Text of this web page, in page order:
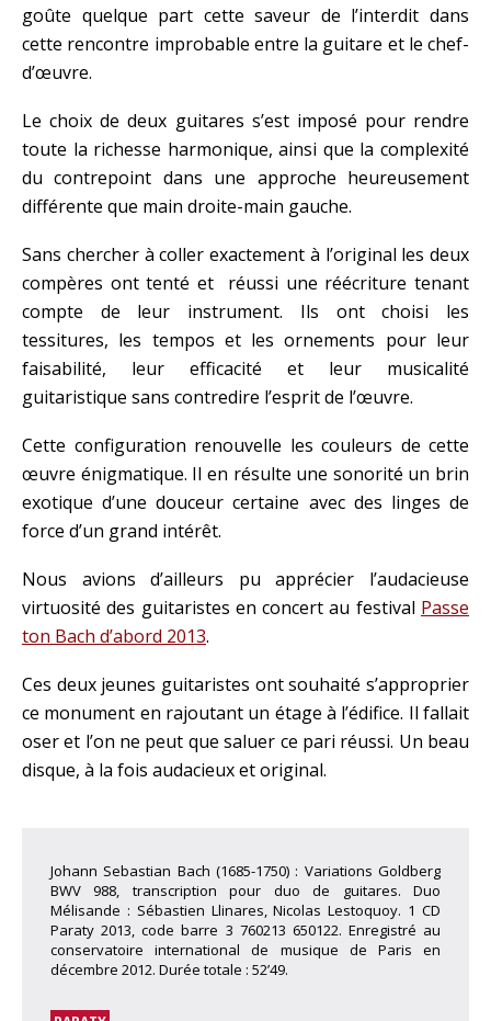
goûte quelque part cette saveur de l’interdit dans
cette rencontre improbable entre la guitare et le chef-
d’œuvre.
Le choix de deux guitares s’est imposé pour rendre
toute la richesse harmonique, ainsi que la complexité
du contrepoint dans une approche heureusement
différente que main droite-main gauche.
Sans chercher à coller exactement à l’original les deux
compères ont tenté et réussi une réécriture tenant
compte de leur instrument. Ils ont choisi les
tessitures, les tempos et les ornements pour leur
faisabilité, leur efficacité et leur musicalité
guitaristique sans contredire l’esprit de l’œuvre.
Cette configuration renouvelle les couleurs de cette
œuvre énigmatique. Il en résulte une sonorité un brin
exotique d’une douceur certaine avec des linges de
force d’un grand intérêt.
Nous avions d’ailleurs pu apprécier l’audacieuse
virtuosité des guitaristes en concert au festival Passe
ton Bach d’abord 2013.
Ces deux jeunes guitaristes ont souhaité s’approprier
ce monument en rajoutant un étage à l’édifice. Il fallait
oser et l’on ne peut que saluer ce pari réussi. Un beau
disque, à la fois audacieux et original.
Johann Sebastian Bach (1685-1750) : Variations Goldberg
BWV 988, transcription pour duo de guitares. Duo
Mélisande : Sébastien Llinares, Nicolas Lestoquoy. 1 CD
Paraty 2013, code barre 3 760213 650122. Enregistré au
conservatoire international de musique de Paris en
décembre 2012. Durée totale : 52’49.